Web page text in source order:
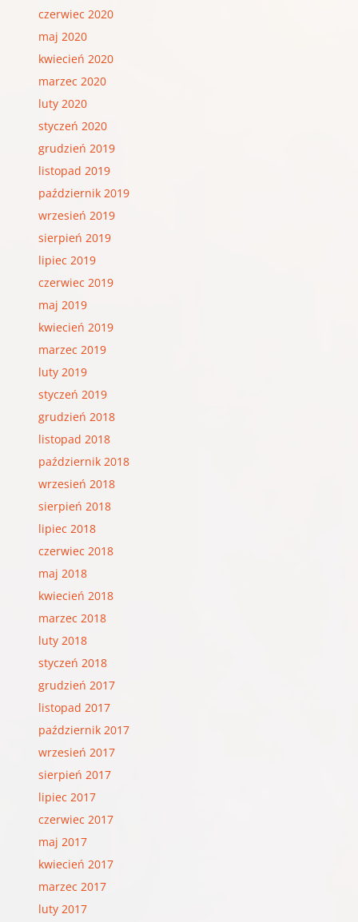
czerwiec 2020
maj 2020
kwiecień 2020
marzec 2020
luty 2020
styczeń 2020
grudzień 2019
listopad 2019
październik 2019
wrzesień 2019
sierpień 2019
lipiec 2019
czerwiec 2019
maj 2019
kwiecień 2019
marzec 2019
luty 2019
styczeń 2019
grudzień 2018
listopad 2018
październik 2018
wrzesień 2018
sierpień 2018
lipiec 2018
czerwiec 2018
maj 2018
kwiecień 2018
marzec 2018
luty 2018
styczeń 2018
grudzień 2017
listopad 2017
październik 2017
wrzesień 2017
sierpień 2017
lipiec 2017
czerwiec 2017
maj 2017
kwiecień 2017
marzec 2017
luty 2017